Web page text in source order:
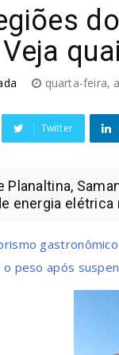
quarta-feira,
Twitter
Planaltina,
energia elétrica
o peso após